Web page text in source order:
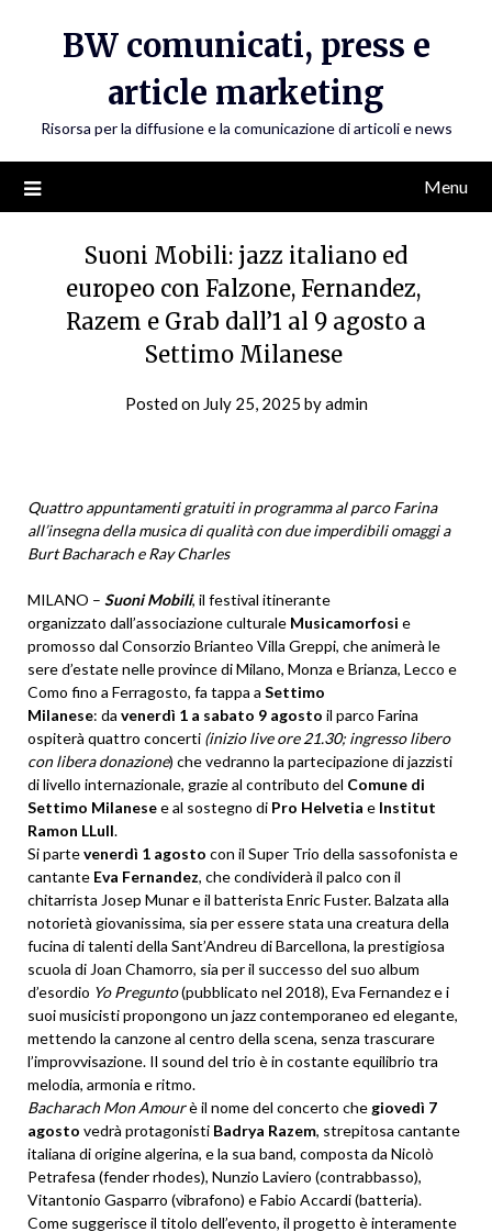
BW comunicati, press e
article marketing
Risorsa per la diffusione e la comunicazione di articoli e news
Menu
Suoni Mobili: jazz italiano ed
europeo con Falzone, Fernandez,
Razem e Grab dall’1 al 9 agosto a
Settimo Milanese
Posted on July 25, 2025 byadmin
Quattro appuntamenti gratuiti in programma al parco Farina
all’insegnadella musica di qualità con due imperdibili omaggi a
Burt Bacharach e Ray Charles
MILANO – Suoni Mobili, il festival itinerante
organizzato dall’associazione culturale Musicamorfosi e
promosso dal Consorzio Brianteo Villa Greppi, che animerà le
sere d’estate nelle province di Milano, Monza e Brianza, Lecco e
Como fino a Ferragosto, fa tappa a Settimo
Milanese: da venerdì 1 a sabato 9 agosto il parco Farina
ospiterà quattro concerti (inizio live ore 21.30; ingresso libero
con libera donazione) che vedranno la partecipazione di jazzisti
di livello internazionale, grazie al contributo del Comune di
Settimo Milanesee al sostegno di Pro Helvetia e Institut
Ramon LLull.
Si partevenerdì 1 agosto con il Super Trio della sassofonista e
cantante Eva Fernandez, che condividerà il palco con il
chitarrista Josep Munar e il batterista Enric Fuster. Balzata alla
notorietà giovanissima, sia per essere stata una creatura della
fucina di talenti della Sant’Andreu di Barcellona, la prestigiosa
scuola di Joan Chamorro, sia per il successo del suo album
d’esordio Yo Pregunto(pubblicato nel 2018), Eva Fernandez e i
suoi musicisti propongono un jazz contemporaneo ed elegante,
mettendo la canzone al centro della scena, senza trascurare
l’improvvisazione. Il sound del trio è in costante equilibrio tra
melodia, armonia e ritmo.
Bacharach Mon Amourè il nome del concerto che giovedì 7
agosto vedrà protagonisti Badrya Razem, strepitosa cantante
italiana di origine algerina, e la sua band, composta da Nicolò
Petrafesa (fender rhodes), Nunzio Laviero (contrabbasso),
Vitantonio Gasparro (vibrafono) e Fabio Accardi (batteria).
Come suggerisce il titolo dell’evento, il progetto è interamente